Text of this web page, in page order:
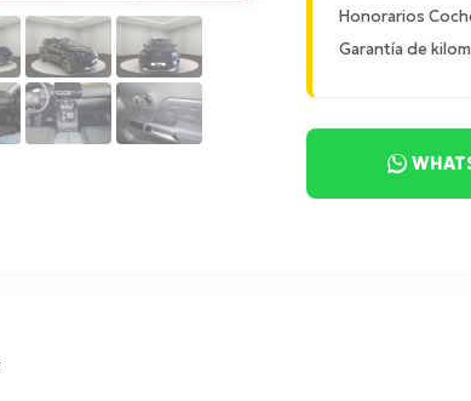
Honorarios
Garantía de